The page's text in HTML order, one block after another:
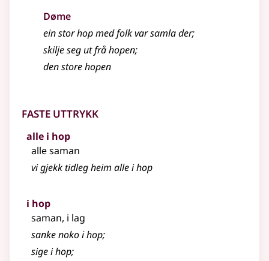
Døme
ein stor hop med folk var samla der;
skilje seg ut frå hopen;
den store hopen
Faste uttrykk
alle i hop
alle saman
vi gjekk tidleg heim alle i hop
i hop
saman, i lag
sanke noko i hop;
sige i hop;